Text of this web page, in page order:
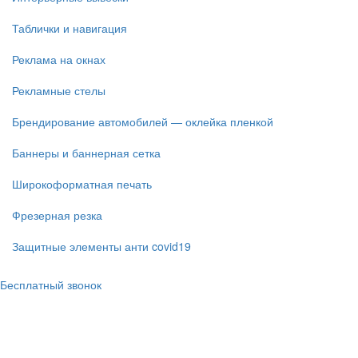
Таблички и навигация
Реклама на окнах
Рекламные стелы
Брендирование автомобилей — оклейка пленкой
Баннеры и баннерная сетка
Широкоформатная печать
Фрезерная резка
Защитные элементы анти covid19
Бесплатный звонок